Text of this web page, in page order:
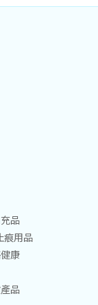
品
痕用品
康
品